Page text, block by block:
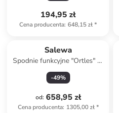
194,95 zł
Cena producenta: 648,15 zł*
Salewa
Spodnie funkcyjne "Ortles" w
kolorze czarnym
-49%
od: 658,95 zł
Cena producenta: 1305,00 zł*